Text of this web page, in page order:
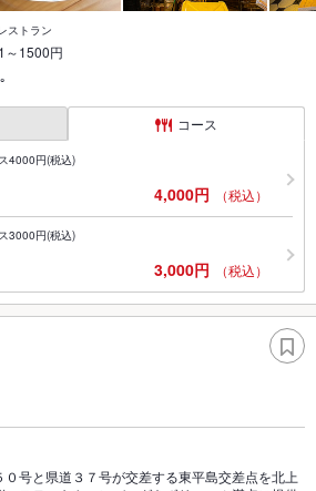
ストラン
～1500円
コース
4000円(税込)
4,000円 （税込）
3000円(税込)
3,000円 （税込）
０号と県道３７号が交差する東平島交差点を北上